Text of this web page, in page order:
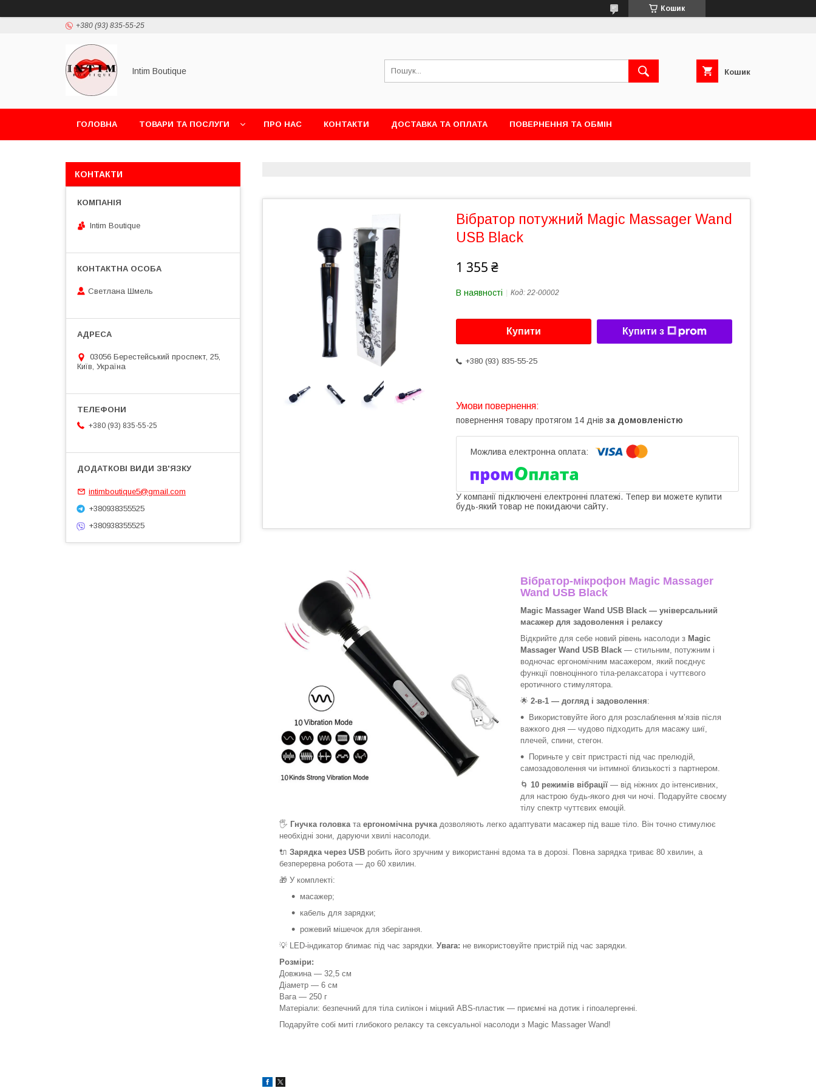
Кошик
+380 (93) 835-55-25
Intim Boutique Кошик
ГОЛОВНА ТОВАРИ ТА ПОСЛУГИ ПРО НАС КОНТАКТИ ДОСТАВКА ТА ОПЛАТА ПОВЕРНЕННЯ ТА ОБМІН
Вібратор потужний Magic Massager Wand
USB Black
1 355 ₴
В наявності Код: 22-00002
Купити Купити з
+380 (93) 835-55-25
повернення товару протягом 14 днів за домовленістю
У компанії підключені електронні платежі. Тепер ви можете купити
будь-який товар не покидаючи сайту.
Вібратор-мікрофон Magic Massager
Wand USB Black
Magic Massager Wand USB Black — універсальний
масажер для задоволення і релаксу
Відкрийте для себе новий рівень насолоди з Magic
Massager Wand USB Black — стильним, потужним і
водночас ергономічним масажером, який поєднує
функції повноцінного тіла-релаксатора і чуттєвого
еротичного стимулятора.
🌟 2-в-1 — догляд і задоволення:
Використовуйте його для розслаблення м’язів після
важкого дня — чудово підходить для масажу шиї,
плечей, спини, стегон.
Пориньте у світ пристрасті під час прелюдій,
самозадоволення чи інтимної близькості з партнером.
🌀 10 режимів вібрації — від ніжних до інтенсивних,
для настрою будь-якого дня чи ночі. Подаруйте своєму
тілу спектр чуттєвих емоцій.
🖐️ Гнучка головка та ергономічна ручка дозволяють легко адаптувати масажер під ваше тіло. Він точно стимулює
необхідні зони, даруючи хвилі насолоди.
🔌 Зарядка через USB робить його зручним у використанні вдома та в дорозі. Повна зарядка триває 80 хвилин, а
безперервна робота — до 60 хвилин.
🎁 У комплекті:
масажер;
кабель для зарядки;
рожевий мішечок для зберігання.
💡 LED-індикатор блимає під час зарядки. Увага: не використовуйте пристрій під час зарядки.
Розміри:
Довжина — 32,5 см
Діаметр — 6 см
Вага — 250 г
Матеріали: безпечний для тіла силікон і міцний ABS-пластик — приємні на дотик і гіпоалергенні.
Подаруйте собі миті глибокого релаксу та сексуальної насолоди з Magic Massager Wand!
КОНТАКТИ
Intim Boutique
Светлана Шмель
03056 Берестейський проспект, 25,
Київ, Україна
+380 (93) 835-55-25
intimboutique5@gmail.com
+380938355525
+380938355525